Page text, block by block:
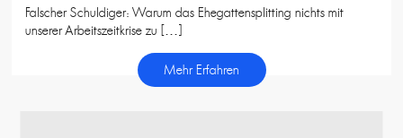
Falscher Schuldiger: Warum das Ehegattensplitting nichts mit
unserer Arbeitszeitkrise zu […]
Mehr Erfahren